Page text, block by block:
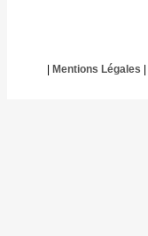
Mentions Légales